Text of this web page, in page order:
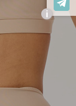
i